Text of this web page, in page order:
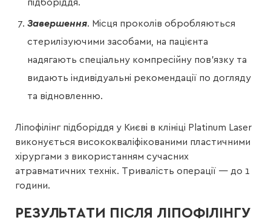
підборіддя.
Завершення. Місця проколів обробляються
стерилізуючими засобами, на пацієнта
надягають спеціальну компресійну пов’язку та
видають індивідуальні рекомендації по догляду
та відновленню.
Ліпофілінг підборіддя у Києві в клініці Platinum Laser
виконується висококваліфікованими пластичними
хірургами з використанням сучасних
атравматичних технік. Тривалість операції — до 1
години.
РЕЗУЛЬТАТИ ПІСЛЯ ЛІПОФІЛІНГУ